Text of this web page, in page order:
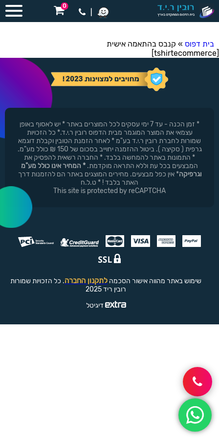
0
בית דפוס » קנבס בהתאמה אישית
[tshirtecommerce]
* זמן הכנה - עד 7 ימי עסקים לכל המוצרים באתר * יש לאסוף באופן
עצמאי את המוצר המוגמר מבית הדפוס רובין ר.י.ד.* כל הזכויות
שמורות לחברת רובין ר.י.ד בע"מ * לאחר הזמנת הטובין וקבלת דוגמא
גרפית ( סקיצה ). ביטול ההזמנה יחוייב בסכום של 150 ₪ כולל מע"מ.
* התמונות באתר להמחשה בלבד. * החברה רשאית להפסיק את
המבצעים בכל עת וללא התראה מוקדמת. * המחיר אינו כולל מע"מ
וגרפיקה* אין כפל מבצעים. מחירים המוצגים באתר הם להזמנות דרך
האתר בלבד ! * ט.ל.ח
This site is protected by reCAPTCHA
שימוש באתר מהווה אישור הסכמה לתקנון החברה. כל הזכויות שמורות
רובין ריד 2025
דיגיטל